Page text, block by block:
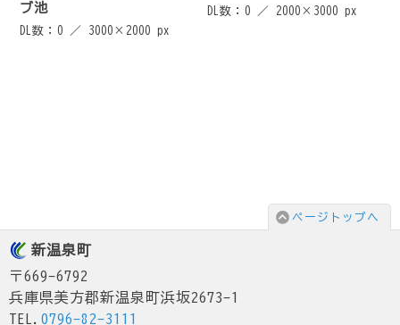
ブ池
DL数：0 ／ 3000×2000 px
DL数：0 ／ 2000×3000 px
ページトップへ
新温泉町
〒669-6792
兵庫県美方郡新温泉町浜坂2673-1
TEL. 0796-82-3111